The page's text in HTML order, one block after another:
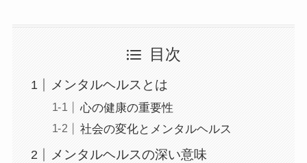
目次
メンタルヘルスとは
心の健康の重要性
社会の変化とメンタルヘルス
メンタルヘルスの深い意味